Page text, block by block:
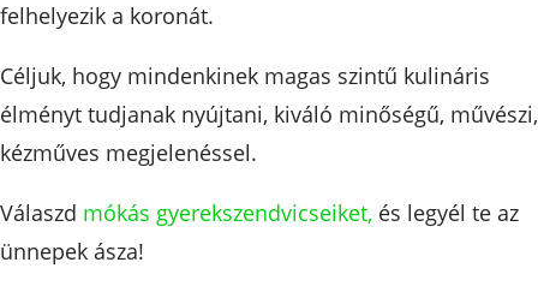
felhelyezik a koronát.
Céljuk, hogy mindenkinek magas szintű kulináris
élményt tudjanak nyújtani, kiváló minőségű, művészi,
kézműves megjelenéssel.
Válaszd mókás gyerekszendvicseiket, és legyél te az
ünnepek ásza!